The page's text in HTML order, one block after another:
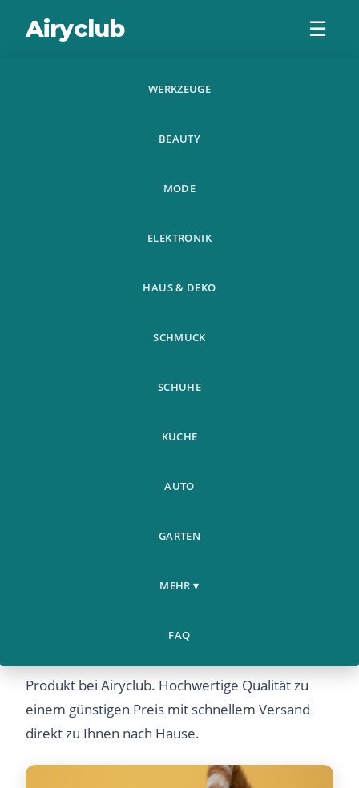
Airyclub ☰
WERKZEUGE
BEAUTY
MODE
ELEKTRONIK
HAUS & DEKO
SCHMUCK
SCHUHE
KÜCHE
AUTO
GARTEN
MEHR ▾
FAQ
Licht Roller
Skating Skates
Schuhe Mode Rol
Kinder Nacht Led Licht Roller Skating Skates
Produkt bei Airyclub. Hochwertige Qualität zu
einem günstigen Preis mit schnellem Versand
direkt zu Ihnen nach Hause.